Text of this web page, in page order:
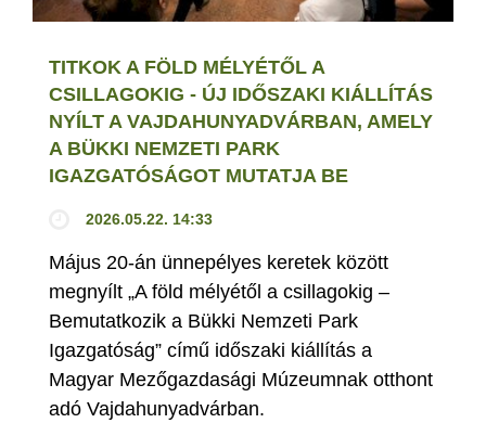
TITKOK A FÖLD MÉLYÉTŐL A
CSILLAGOKIG - ÚJ IDŐSZAKI KIÁLLÍTÁS
NYÍLT A VAJDAHUNYADVÁRBAN, AMELY
A BÜKKI NEMZETI PARK
IGAZGATÓSÁGOT MUTATJA BE
2026.05.22. 14:33
Május 20-án ünnepélyes keretek között
megnyílt „A föld mélyétől a csillagokig –
Bemutatkozik a Bükki Nemzeti Park
Igazgatóság” című időszaki kiállítás a
Magyar Mezőgazdasági Múzeumnak otthont
adó Vajdahunyadvárban.